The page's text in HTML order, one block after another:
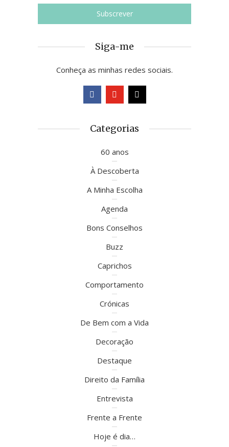
Siga-me
Conheça as minhas redes sociais.
Categorias
60 anos
À Descoberta
A Minha Escolha
Agenda
Bons Conselhos
Buzz
Caprichos
Comportamento
Crónicas
De Bem com a Vida
Decoração
Destaque
Direito da Família
Entrevista
Frente a Frente
Hoje é dia…